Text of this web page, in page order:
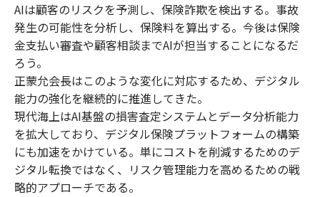
AIは顧客のリスクを予測し、保険詐欺を検出する。事故
発生の可能性を分析し、保険料を算出する。今後は保険
金支払い審査や顧客相談までAIが担当することになるだ
ろう。
正蒙允会長はこのような変化に対応するため、デジタル
能力の強化を継続的に推進してきた。
現代海上はAI基盤の損害査定システムとデータ分析能力
を拡大しており、デジタル保険プラットフォームの構築
にも加速をかけている。単にコストを削減するためのデ
ジタル転換ではなく、リスク管理能力を高めるための戦
略的アプローチである。